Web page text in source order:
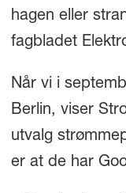
hagen eller
fagbladet
Når vi i
Berlin, viser
utvalg
er at de har